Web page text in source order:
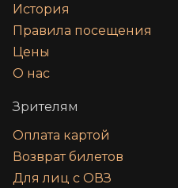
История
Правила посещения
Цены
О нас
Зрителям
Оплата картой
Возврат билетов
Для лиц с ОВЗ